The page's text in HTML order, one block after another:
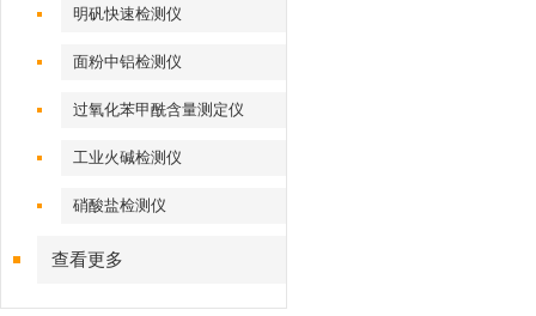
明矾快速检测仪
面粉中铝检测仪
过氧化苯甲酰含量测定仪
工业火碱检测仪
硝酸盐检测仪
查看更多